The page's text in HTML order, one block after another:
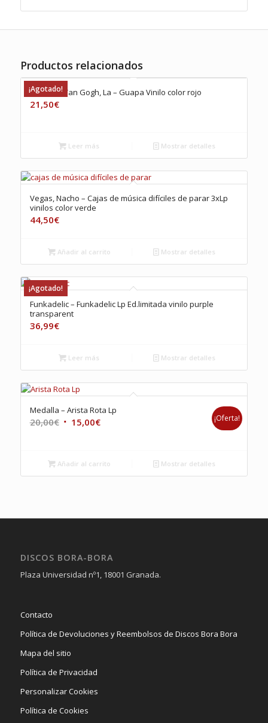
Productos relacionados
¡Agotado!
Oreja de Van Gogh, La – Guapa Vinilo color rojo
21,50€
Leer más Mostrar detalles
Vegas, Nacho – Cajas de música difíciles de parar 3xLp
vinilos color verde
44,50€
Añadir al carrito Mostrar detalles
¡Agotado!
Funkadelic – Funkadelic Lp Ed.limitada vinilo purple
transparent
36,99€
Leer más Mostrar detalles
Medalla – Arista Rota Lp
20,00€ El
era:
20,00€.
15,00€El
es:
15,00€.
¡Oferta!
Añadir al carrito Mostrar detalles
DISCOS BORA-BORA
Plaza Universidad nº1, 18001 Granada.
Contacto
Política de Devoluciones y Reembolsos de Discos Bora Bora
Mapa del sitio
Política de Privacidad
Personalizar Cookies
Política de Cookies